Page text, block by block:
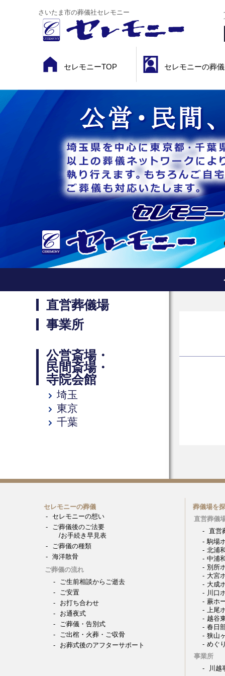
さいたま市の葬儀社セレモニー
セレモニーTOP セレモニーの葬儀
直営葬儀場
事業所
公営斎場・
民間斎場・
寺院会館
埼玉
東京
千葉
セレモニーの葬儀
セレモニーの想い
ご葬儀後のご法要
/お手続き早見表
ご葬儀の種類
海洋散骨
ご葬儀の流れ
ご生前相談からご逝去
ご安置
お打ち合わせ
お通夜式
ご葬儀・告別式
ご出棺・火葬・ご収骨
お葬式後のアフターサポート
葬儀場を
直営葬儀
直営
駒場
北浦
中浦
別所
大宮
大成
川口
蕨ホ
上尾
越谷
春日
狭山
めぐ
事業所
川越